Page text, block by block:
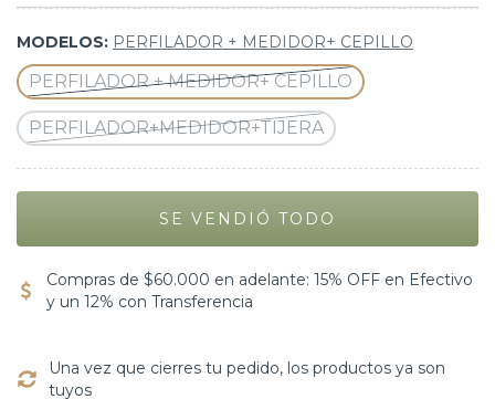
MODELOS: PERFILADOR + MEDIDOR+ CEPILLO
PERFILADOR + MEDIDOR+ CEPILLO
PERFILADOR+MEDIDOR+TIJERA
Compras de $60.000 en adelante: 15% OFF en Efectivo
y un 12% con Transferencia
Una vez que cierres tu pedido, los productos ya son
tuyos